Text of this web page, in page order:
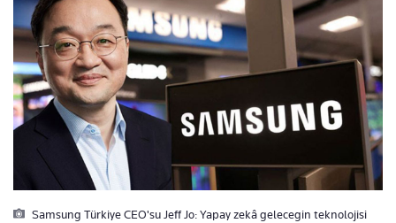
Samsung Türkiye CEO'su Jeff Jo: Yapay zekâ gelecegin teknolojisi